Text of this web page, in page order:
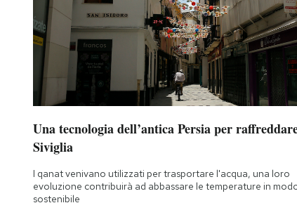
Una tecnologia dell’antica Persia per
Siviglia
I qanat venivano utilizzati per trasportare l'acqua, una loro
evoluzione contribuirà ad abbassare le temperature in
sostenibile